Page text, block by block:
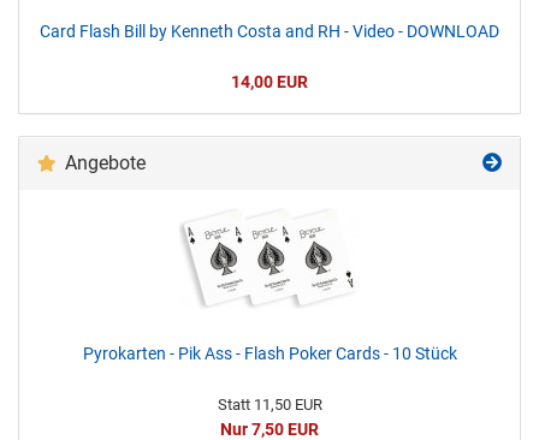
Card Flash Bill by Kenneth Costa and RH - Video - DOWNLOAD
14,00 EUR
Angebote
Pyrokarten - Pik Ass - Flash Poker Cards - 10 Stück
Statt 11,50 EUR
Nur 7,50 EUR